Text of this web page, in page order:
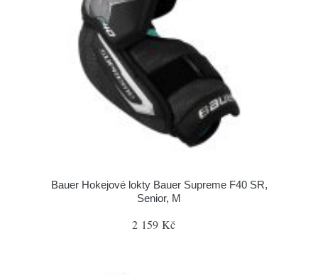
Bauer Hokejové lokty Bauer Supreme F40 SR,
Senior, M
2 159 Kč